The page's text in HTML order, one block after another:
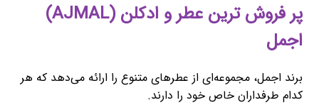
پر فروش ترین عطر و ادکلن (AJMAL)
اجمل
برند اجمل، مجموعه‌ای از عطرهای متنوع را ارائه می‌دهد که هر
کدام طرفداران خاص خود را دارند.